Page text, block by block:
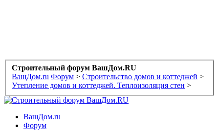
Строительный форум ВашДом.RU
ВашДом.ru Форум > Строительство домов и коттеджей >
Утепление домов и коттеджей. Теплоизоляция стен >
ВашДом.ru
Форум